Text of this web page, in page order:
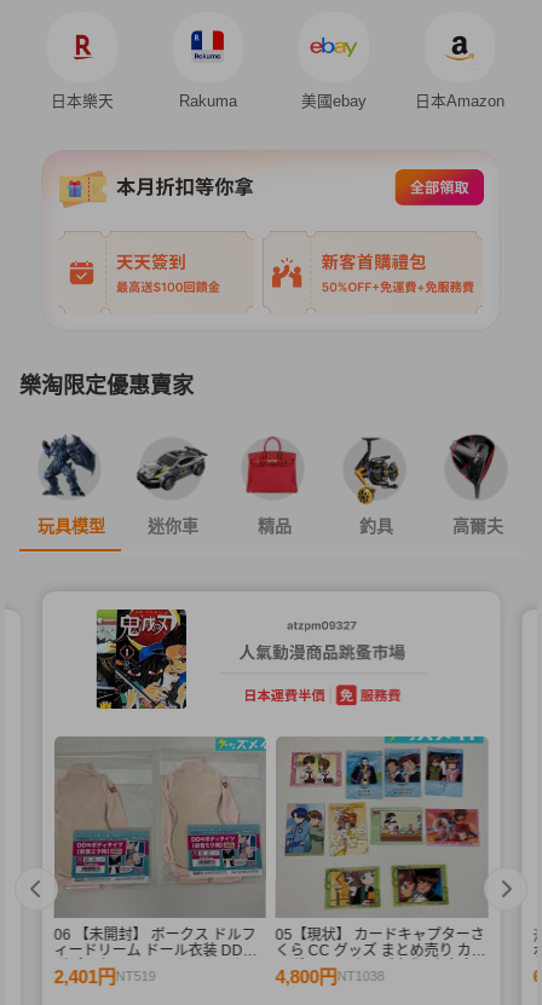
日本樂天 Rakuma 美國ebay 日本Amazon
樂淘限定優惠賣家
玩具模型 迷你車 精品 釣具 高爾夫
06 【未開封】 ボークス ドルフ
ィードリーム ドール衣装 DD用
ボディタイツ セミホワイトカラ
ー 初音ミク 2点 A /ドール
2,401円NT519
05【現状】 カードキャプターさ
くら CC グッズ まとめ売り カー
ドダス マスターズ 初版 木之本
桜 少狼 他
4,800円NT1038